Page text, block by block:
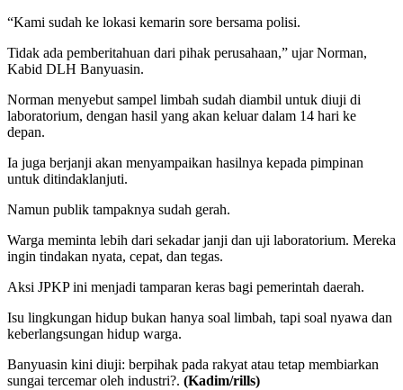
“Kami sudah ke lokasi kemarin sore bersama polisi.
Tidak ada pemberitahuan dari pihak perusahaan,” ujar Norman,
Kabid DLH Banyuasin.
Norman menyebut sampel limbah sudah diambil untuk diuji di
laboratorium, dengan hasil yang akan keluar dalam 14 hari ke
depan.
Ia juga berjanji akan menyampaikan hasilnya kepada pimpinan
untuk ditindaklanjuti.
Namun publik tampaknya sudah gerah.
Warga meminta lebih dari sekadar janji dan uji laboratorium. Mereka
ingin tindakan nyata, cepat, dan tegas.
Aksi JPKP ini menjadi tamparan keras bagi pemerintah daerah.
Isu lingkungan hidup bukan hanya soal limbah, tapi soal nyawa dan
keberlangsungan hidup warga.
Banyuasin kini diuji: berpihak pada rakyat atau tetap membiarkan
sungai tercemar oleh industri?. (Kadim/rills)